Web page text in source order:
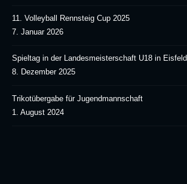
11. Volleyball Rennsteig Cup 2025
7. Januar 2026
Spieltag in der Landesmeisterschaft U18 in Eisfeld
8. Dezember 2025
Trikotübergabe für Jugendmannschaft
1. August 2024